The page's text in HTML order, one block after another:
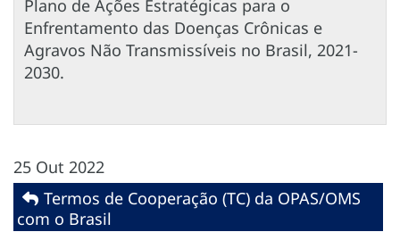
Plano de Ações Estratégicas para o
Enfrentamento das Doenças Crônicas e
Agravos Não Transmissíveis no Brasil, 2021-
2030.
25 Out 2022
Termos de Cooperação (TC) da OPAS/OMS
com o Brasil